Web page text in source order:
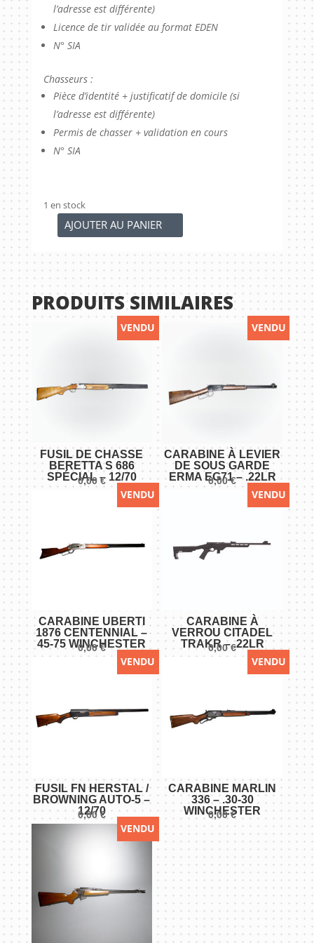
l’adresse est différente)
Licence de tir validée au format EDEN
N° SIA
Chasseurs :
Pièce d’identité + justificatif de domicile (si
l’adresse est différente)
Permis de chasser + validation en cours
N° SIA
1 en stock
quantité
Fusil
de
chasse
DAMON
-
AJOUTER AU PANIER
PRODUITS SIMILAIRES
VENDU
FUSIL DE CHASSE
BERETTA S 686
SPÉCIAL – 12/70
0,00€
VENDU
CARABINE À LEVIER
DE SOUS GARDE
ERMA EG71 – .22LR
0,00€
VENDU
CARABINE UBERTI
1876 CENTENNIAL –
45-75 WINCHESTER
0,00€
VENDU
CARABINE À
VERROU CITADEL
TRAKR – .22LR
0,00€
VENDU
FUSIL FN HERSTAL /
BROWNING AUTO-5 –
12/70
0,00€
VENDU
CARABINE MARLIN
336 – .30-30
WINCHESTER
0,00€
VENDU